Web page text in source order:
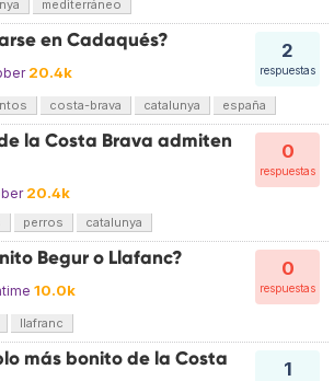
mediterráneo
2
respuestas
en Cadaqués?
20.4k
costa-brava catalunya españa
0
respuestas
la Costa Brava admiten
20.4k
perros catalunya
0
respuestas
Begur o Llafanc?
10.0k
llafranc
1
más bonito de la Costa